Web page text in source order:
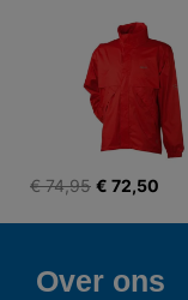
€ 74,95 € 72,50
Over ons